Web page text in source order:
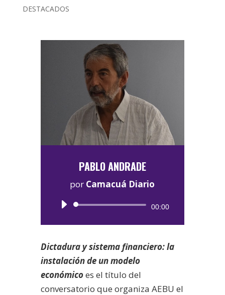
DESTACADOS
PABLO ANDRADE
por Camacuá Diario
Reproductor
00:00
Dictadura y sistema financiero: la
instalación de un modelo
económicoes el título del
conversatorio que organiza AEBU el